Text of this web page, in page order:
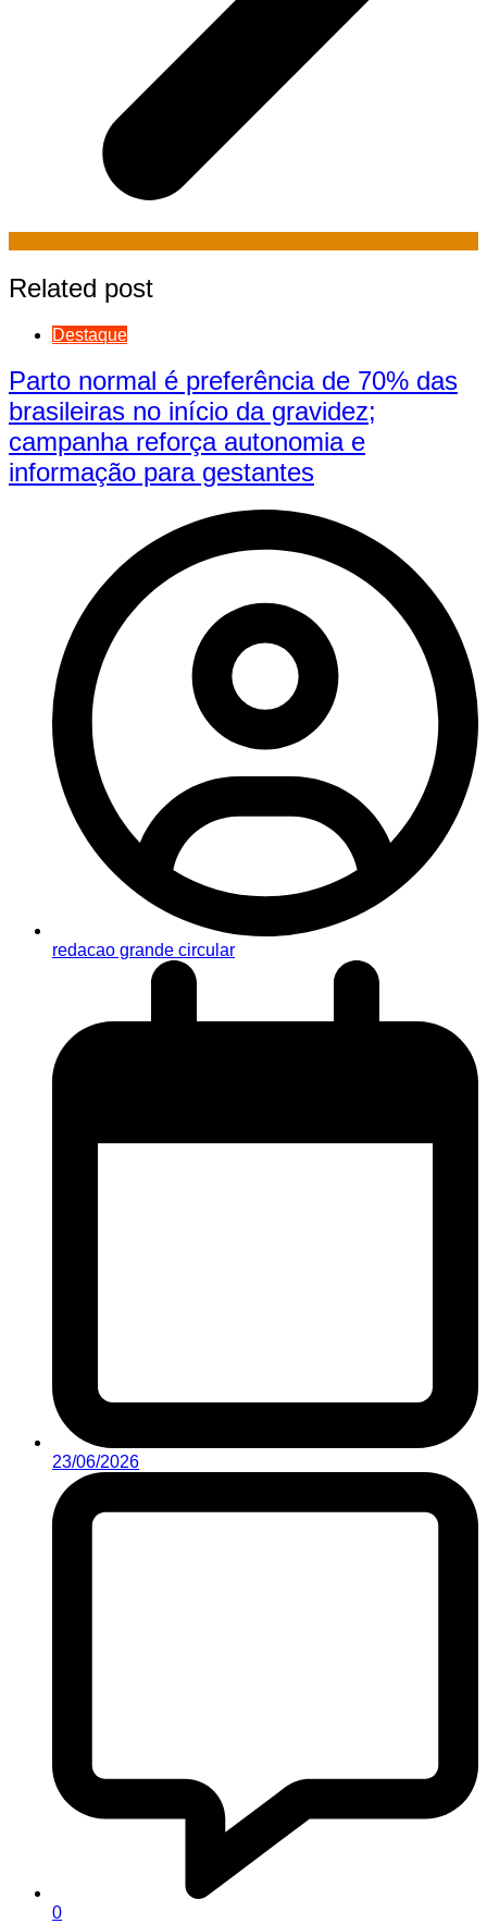
Related post
Destaque
Parto normal é preferência de 70% das
brasileiras no início da gravidez;
campanha reforça autonomia e
informação para gestantes
redacao grande circular
23/06/2026
0